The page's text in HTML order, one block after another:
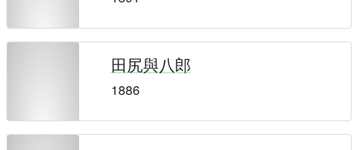
田尻與八郎
1886